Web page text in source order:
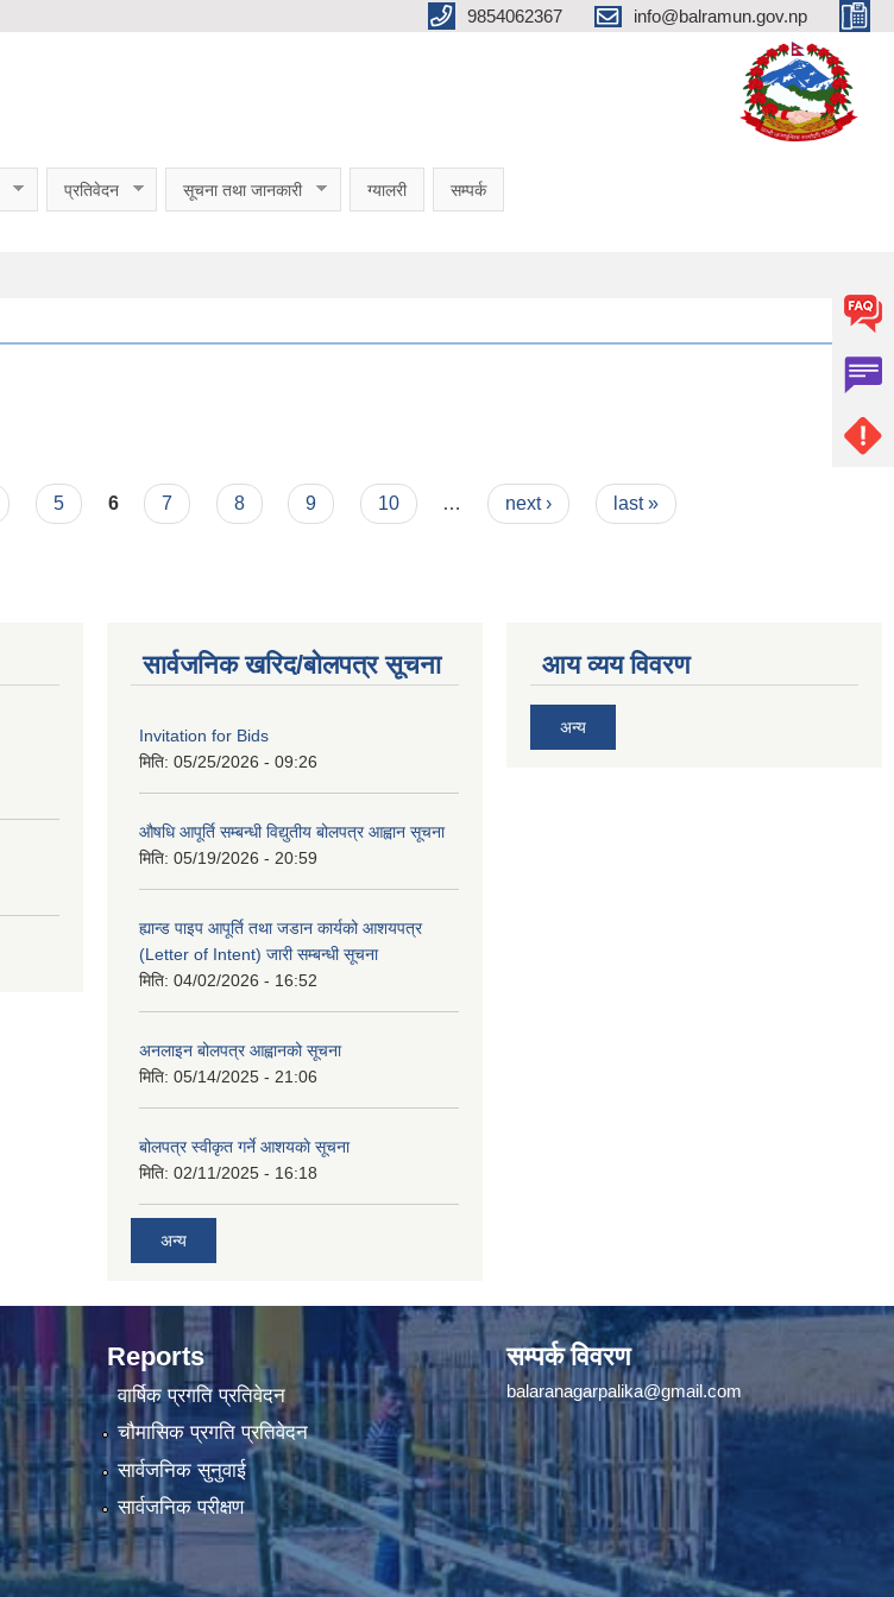
9854062367 info@balramun.gov.np
प्रतिवेदन सूचना तथा जानकारी ग्यालरी सम्पर्क
5 6 7 8 9 10 … next › last »
सार्वजनिक खरिद/बोलपत्र सूचना
Invitation for Bids
मिति: 05/25/2026 - 09:26
औषधि आपूर्ति सम्बन्धी विद्युतीय बोलपत्र आह्वान सूचना
मिति: 05/19/2026 - 20:59
ह्यान्ड पाइप आपूर्ति तथा जडान कार्यको आशयपत्र
(Letter of Intent) जारी सम्बन्धी सूचना
मिति: 04/02/2026 - 16:52
अनलाइन बोलपत्र आह्वानको सूचना
मिति: 05/14/2025 - 21:06
बोलपत्र स्वीकृत गर्ने आशयकाे सूचना
मिति: 02/11/2025 - 16:18
अन्य
आय व्यय विवरण
अन्य
Reports
वार्षिक प्रगति प्रतिवेदन
चौमासिक प्रगति प्रतिवेदन
सार्वजनिक सुनुवाई
सार्वजनिक परीक्षण
सम्पर्क विवरण
balaranagarpalika@gmail.com